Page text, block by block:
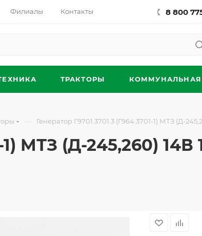
Филиалы Контакты 8 800
ТРАКТОРЫ
— Генератор Г9701.3701.3 (Г964.3701-1) МТЗ (Д-
МТЗ (Д-245,260) 14В